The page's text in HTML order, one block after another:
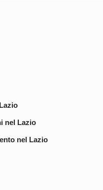
nel Lazio
nel Lazio